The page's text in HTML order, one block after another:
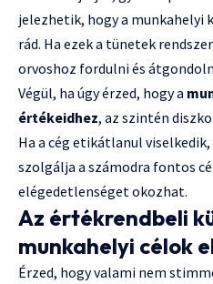
jelezhetik, hogy a
rád. Ha ezek a tünetek
orvoshoz fordulni és
Végül, ha úgy érzed, hogy a
értékeidhez, az szintén
Ha a cég etikátlanul viselkedik,
szolgálja a számodra fontos
elégedetlenséget okozhat.
Az értékrendbeli
munkahelyi célok
Érzed, hogy valami nem